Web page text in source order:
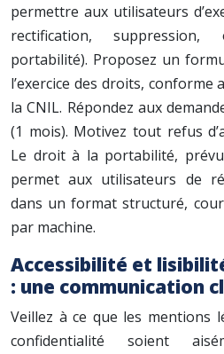
permettre aux utilisateurs
rectification, suppression,
portabilité). Proposez un
l’exercice des droits, conforme
la CNIL. Répondez aux
(1 mois). Motivez tout refus
Le droit à la portabilité, prévu
permet aux utilisateurs de
dans un format structuré,
par machine.
Accessibilité et
: une communication
Veillez à ce que les mentions
confidentialité soient